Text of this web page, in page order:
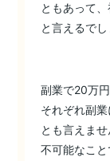
ともあって
と言えるでし
副業で20万
それぞれ副
とも言えませ
不可能なこと